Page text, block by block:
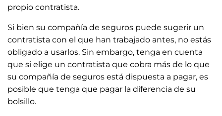
propio contratista.
Si bien su compañía de seguros puede sugerir un
contratista con el que han trabajado antes, no estás
obligado a usarlos. Sin embargo, tenga en cuenta
que si elige un contratista que cobra más de lo que
su compañía de seguros está dispuesta a pagar, es
posible que tenga que pagar la diferencia de su
bolsillo.